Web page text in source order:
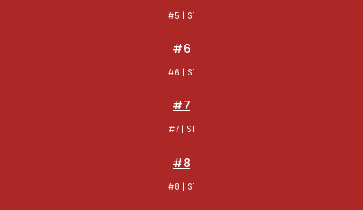
#5 | S1
#6
#6 | S1
#7
#7 | S1
#8
#8 | S1